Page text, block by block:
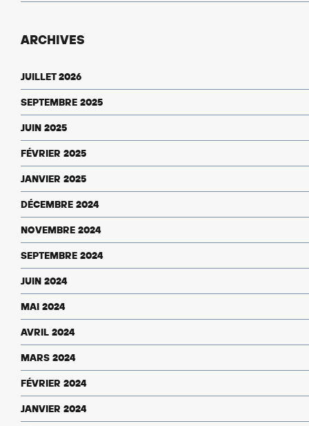
ARCHIVES
JUILLET 2026
SEPTEMBRE 2025
JUIN 2025
FÉVRIER 2025
JANVIER 2025
DÉCEMBRE 2024
NOVEMBRE 2024
SEPTEMBRE 2024
JUIN 2024
MAI 2024
AVRIL 2024
MARS 2024
FÉVRIER 2024
JANVIER 2024